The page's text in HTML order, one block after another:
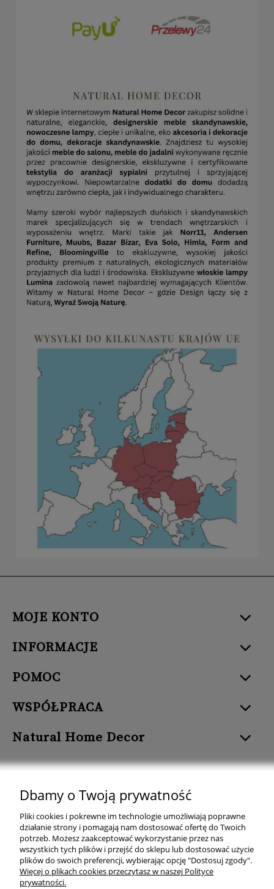
MOJE KONTO
INFORMACJE
POMOC
WSPÓŁPRACA
Natural Home Decor
Natural Home Decor | E-mail: sklep at naturalhomedecor.pl | Tel.:
507 707 299
| NIP: 7971800592 | REGON: 381429127
Copyright © 2026 - Naturalhomedecor.pl
Dbamy o Twoją prywatność
Pliki cookies i pokrewne im technologie umożliwiają poprawne
działanie strony i pomagają nam dostosować ofertę do Twoich
potrzeb. Możesz zaakceptować wykorzystanie przez nas
wszystkich tych plików i przejść do sklepu lub dostosować użycie
plików do swoich preferencji, wybierając opcję "Dostosuj zgody".
Więcej o plikach cookies przeczytasz w naszej Polityce
prywatności.